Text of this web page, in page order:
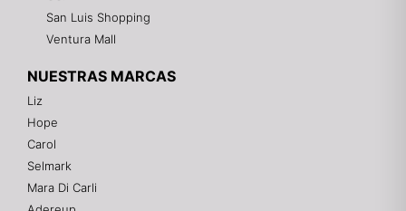
San Luis Shopping
Ventura Mall
NUESTRAS MARCAS
Liz
Hope
Carol
Selmark
Mara Di Carli